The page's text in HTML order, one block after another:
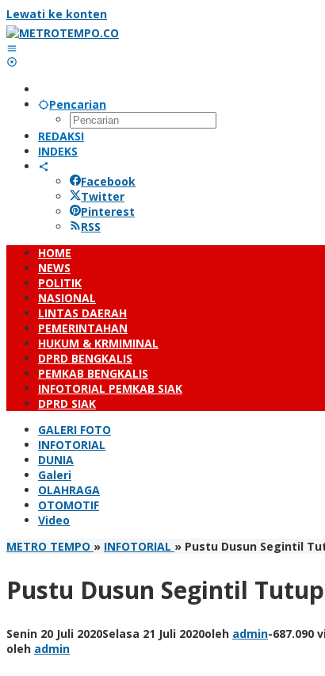
Lewati ke konten
Pencarian
REDAKSI
INDEKS
Facebook
Twitter
Pinterest
RSS
HOME
NEWS
POLITIK
NASIONAL
LINTAS DAERAH
PEMERINTAHAN
HUKUM & KRMIMINAL
DPRD BENGKALIS
PEMKAB BENGKALIS
INFOTORIAL PEMKAB SIAK
DPRD SIAK
GALERI FOTO
INFOTORIAL
DUNIA
Galeri
OLAHRAGA
OTOMOTIF
Video
METRO TEMPO » INFOTORIAL » Pustu Dusun Segintil
Pustu Dusun Segintil
Senin 20 Juli 2020Selasa 21 Juli 2020oleh admin-687.090
oleh admin